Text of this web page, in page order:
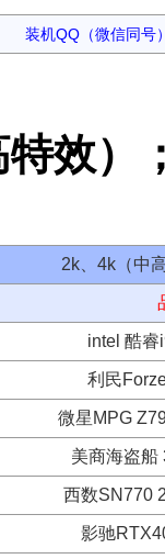
装机QQ（微信同号
效）
2k、4k（中
intel 酷睿
利民
微星MPG
美商海盗
西数SN770
影驰